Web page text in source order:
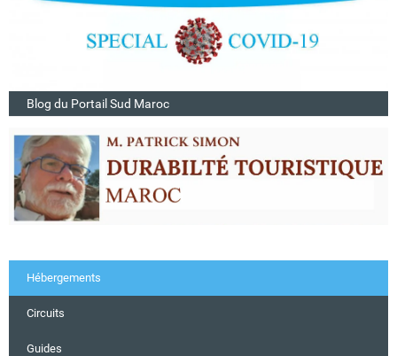
Blog du Portail Sud Maroc
Hébergements
Circuits
Guides